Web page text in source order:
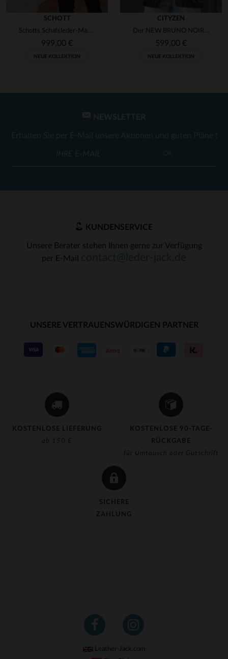
SCHOTT
Schotts Schafsleder-Mantel mit Kapuze - warm und wintertauglich.
999,00 €
NEUE KOLLEKTION
CITYZEN
Der NEW BRUNO NOIR: feines Lammleder, regular Fit, zeitloser Stil.
599,00 €
NEUE KOLLEKTION
KOSTENLOSE LIEFERUNG
ab 150 €
KOSTENLOSE 90-TAGE-
RÜCKGABE
für Umtausch oder Gutschrift
SICHERE
ZAHLUNG
NEWSLETTER
Erhalten Sie per E-Mail unsere Aktionen und guten Pläne !
OK
KUNDENSERVICE
Unsere Berater stehen Ihnen gerne zur Verfügung
per E-Mail
UNSERE VERTRAUENSWÜRDIGEN PARTNER
Leather-Jack.com